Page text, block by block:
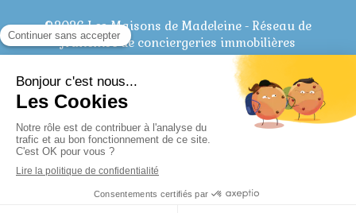
©2026 Les Maisons de Madeleine - Réseau de
franchise de conciergeries immobilières